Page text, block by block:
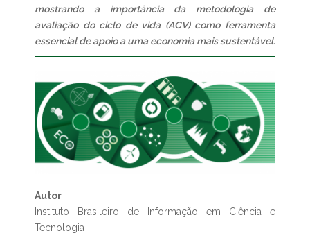
mostrando a importância da metodologia de
avaliação do ciclo de vida (ACV) como ferramenta
essencial de apoio a uma economia mais sustentável.
Autor
Instituto Brasileiro de Informação em Ciência e
Tecnologia